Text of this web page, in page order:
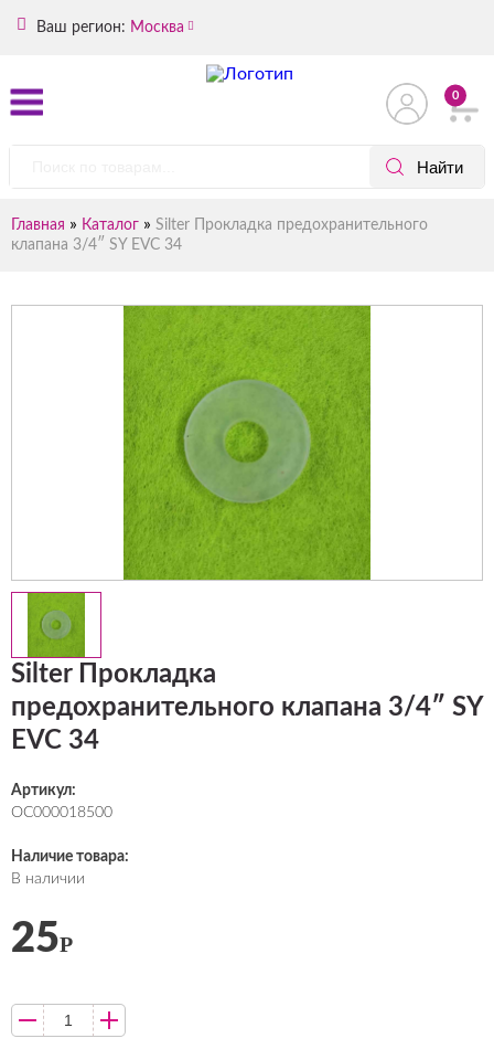
Ваш регион: Москва
0
Главная » Каталог » Silter Прокладка предохранительного
клапана 3/4″ SY EVC 34
Silter Прокладка
предохранительного клапана 3/4″ SY
EVC 34
Артикул:
ОС000018500
Наличие товара:
В наличии
25Р